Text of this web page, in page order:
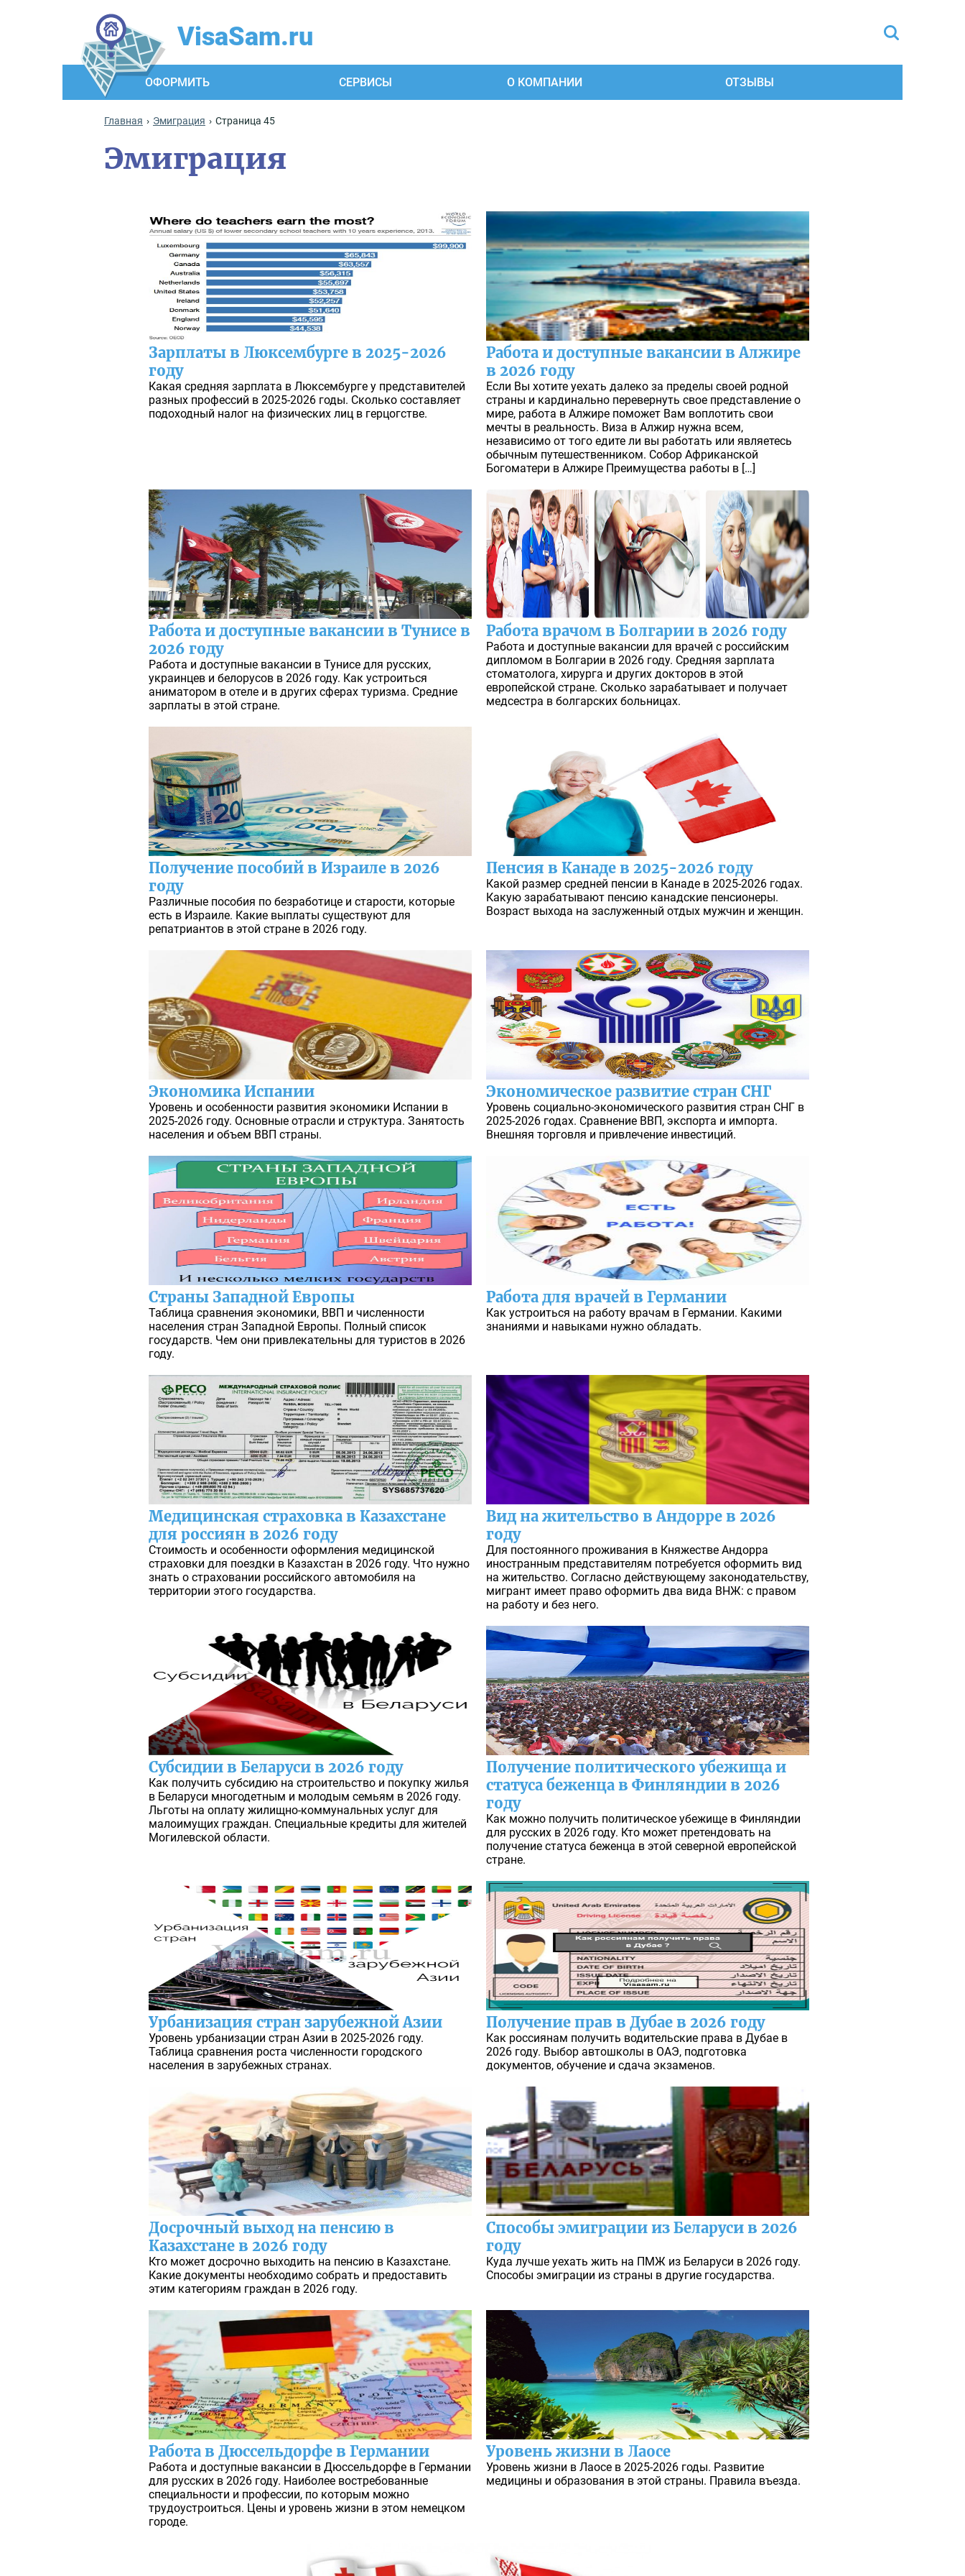
VisaSam.ru
ОФОРМИТЬ СЕРВИСЫ О КОМПАНИИ ОТЗЫВЫ
Главная Эмиграция Страница 45
Эмиграция
Зарплаты в Люксембурге в 2025-2026
году
Какая средняя зарплата в Люксембурге у представителей
разных профессий в 2025-2026 годы. Сколько составляет
подоходный налог на физических лиц в герцогстве.
Работа и доступные вакансии в Алжире
в 2026 году
Если Вы хотите уехать далеко за пределы своей родной
страны и кардинально перевернуть свое представление о
мире, работа в Алжире поможет Вам воплотить свои
мечты в реальность. Виза в Алжир нужна всем,
независимо от того едите ли вы работать или являетесь
обычным путешественником. Собор Африканской
Богоматери в Алжире Преимущества работы в […]
Работа и доступные вакансии в Тунисе в
2026 году
Работа и доступные вакансии в Тунисе для русских,
украинцев и белорусов в 2026 году. Как устроиться
аниматором в отеле и в других сферах туризма. Средние
зарплаты в этой стране.
Работа врачом в Болгарии в 2026 году
Работа и доступные вакансии для врачей с российским
дипломом в Болгарии в 2026 году. Средняя зарплата
стоматолога, хирурга и других докторов в этой
европейской стране. Сколько зарабатывает и получает
медсестра в болгарских больницах.
Получение пособий в Израиле в 2026
году
Различные пособия по безработице и старости, которые
есть в Израиле. Какие выплаты существуют для
репатриантов в этой стране в 2026 году.
Пенсия в Канаде в 2025-2026 году
Какой размер средней пенсии в Канаде в 2025-2026 годах.
Какую зарабатывают пенсию канадские пенсионеры.
Возраст выхода на заслуженный отдых мужчин и женщин.
Экономика Испании
Уровень и особенности развития экономики Испании в
2025-2026 году. Основные отрасли и структура. Занятость
населения и объем ВВП страны.
Экономическое развитие стран СНГ
Уровень социально-экономического развития стран СНГ в
2025-2026 годах. Сравнение ВВП, экспорта и импорта.
Внешняя торговля и привлечение инвестиций.
Страны Западной Европы
Таблица сравнения экономики, ВВП и численности
населения стран Западной Европы. Полный список
государств. Чем они привлекательны для туристов в 2026
году.
Работа для врачей в Германии
Как устроиться на работу врачам в Германии. Какими
знаниями и навыками нужно обладать.
Медицинская страховка в Казахстане
для россиян в 2026 году
Стоимость и особенности оформления медицинской
страховки для поездки в Казахстан в 2026 году. Что нужно
знать о страховании российского автомобиля на
территории этого государства.
Вид на жительство в Андорре в 2026
году
Для постоянного проживания в Княжестве Андорра
иностранным представителям потребуется оформить вид
на жительство. Согласно действующему законодательству,
мигрант имеет право оформить два вида ВНЖ: с правом
на работу и без него.
Субсидии в Беларуси в 2026 году
Как получить субсидию на строительство и покупку жилья
в Беларуси многодетным и молодым семьям в 2026 году.
Льготы на оплату жилищно-коммунальных услуг для
малоимущих граждан. Специальные кредиты для жителей
Могилевской области.
Получение политического убежища и
статуса беженца в Финляндии в 2026
году
Как можно получить политическое убежище в Финляндии
для русских в 2026 году. Кто может претендовать на
получение статуса беженца в этой северной европейской
стране.
Урбанизация стран зарубежной Азии
Уровень урбанизации стран Азии в 2025-2026 году.
Таблица сравнения роста численности городского
населения в зарубежных странах.
Получение прав в Дубае в 2026 году
Как россиянам получить водительские права в Дубае в
2026 году. Выбор автошколы в ОАЭ, подготовка
документов, обучение и сдача экзаменов.
Досрочный выход на пенсию в
Казахстане в 2026 году
Кто может досрочно выходить на пенсию в Казахстане.
Какие документы необходимо собрать и предоставить
этим категориям граждан в 2026 году.
Способы эмиграции из Беларуси в 2026
году
Куда лучше уехать жить на ПМЖ из Беларуси в 2026 году.
Способы эмиграции из страны в другие государства.
Работа в Дюссельдорфе в Германии
Работа и доступные вакансии в Дюссельдорфе в Германии
для русских в 2026 году. Наиболее востребованные
специальности и профессии, по которым можно
трудоустроиться. Цены и уровень жизни в этом немецком
городе.
Уровень жизни в Лаосе
Уровень жизни в Лаосе в 2025-2026 годы. Развитие
медицины и образования в этой страны. Правила въезда.